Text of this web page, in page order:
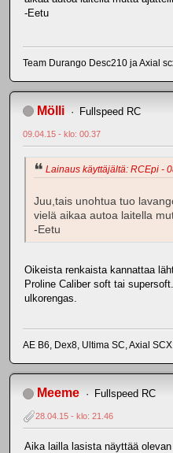
-Eetu
Team Durango Desc210 ja Axial
Mölli Fullspeed RC
09.04.15 - klo: 00.37
Lainaus käyttäjältä: RCEpi -
Juu,tais unohtua tuo
vielä aikaa autoa laitella
-Eetu
Oikeista renkaista kannattaa
Proline Caliber soft tai
ulkorengas.
AE B6, Dex8, Ultima SC, Axial
Meeme Fullspeed RC
28.04.15 - klo: 21.46
Aika lailla lasista näyttää